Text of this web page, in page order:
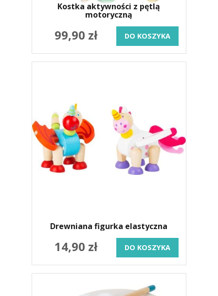
Kostka aktywności z pętlą
motoryczną
99,90 zł DO KOSZYKA
Drewniana figurka elastyczna
14,90 zł DO KOSZYKA